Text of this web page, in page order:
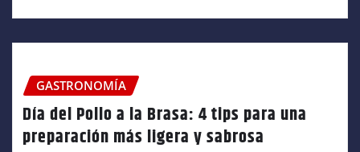
GASTRONOMÍA
Día del Pollo a la Brasa: 4 tips para una
preparación más ligera y sabrosa